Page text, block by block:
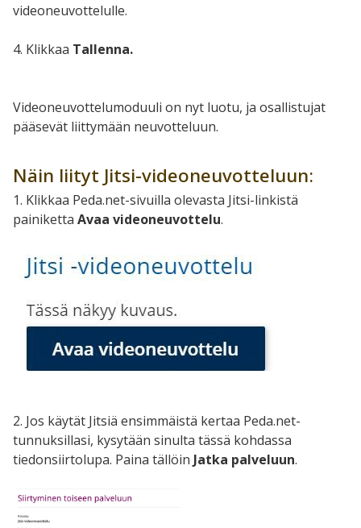
videoneuvottelulle.
4. Klikkaa Tallenna.
Videoneuvottelumoduuli on nyt luotu, ja osallistujat
pääsevät liittymään neuvotteluun.
Näin liityt Jitsi-videoneuvotteluun:
1. Klikkaa Peda.net-sivuilla olevasta Jitsi-linkistä
painiketta Avaa videoneuvottelu.
2. Jos käytät Jitsiä ensimmäistä kertaa Peda.net-
tunnuksillasi, kysytään sinulta tässä kohdassa
tiedonsiirtolupa. Paina tällöin Jatka palveluun.